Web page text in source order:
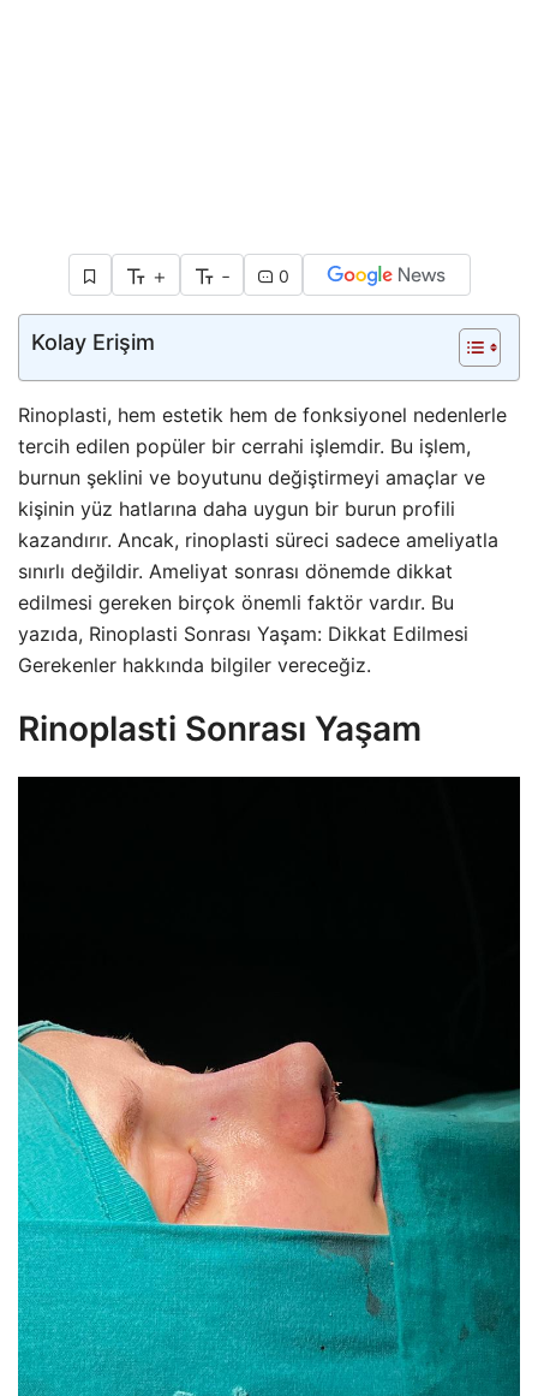
+ - 0
Kolay Erişim
Rinoplasti, hem estetik hem de fonksiyonel nedenlerle
tercih edilen popüler bir cerrahi işlemdir. Bu işlem,
burnun şeklini ve boyutunu değiştirmeyi amaçlar ve
kişinin yüz hatlarına daha uygun bir burun profili
kazandırır. Ancak, rinoplasti süreci sadece ameliyatla
sınırlı değildir. Ameliyat sonrası dönemde dikkat
edilmesi gereken birçok önemli faktör vardır. Bu
yazıda, Rinoplasti Sonrası Yaşam: Dikkat Edilmesi
Gerekenler hakkında bilgiler vereceğiz.
Rinoplasti Sonrası Yaşam